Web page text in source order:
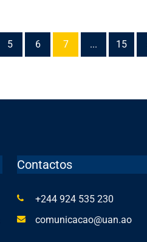
5 6 7 ... 15
Contactos
+244 924 535 230
comunicacao@uan.ao